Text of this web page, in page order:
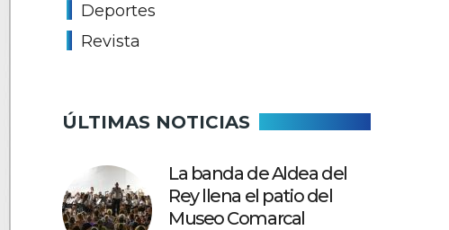
Deportes
Revista
ÚLTIMAS NOTICIAS
La banda de Aldea del
Rey llena el patio del
Museo Comarcal